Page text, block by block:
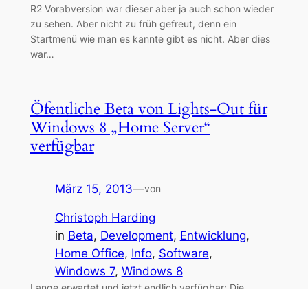
R2 Vorabversion war dieser aber ja auch schon wieder
zu sehen. Aber nicht zu früh gefreut, denn ein
Startmenü wie man es kannte gibt es nicht. Aber dies
war…
Öfentliche Beta von Lights-Out für
Windows 8 „Home Server“
verfügbar
März 15, 2013—von
Christoph Harding
in Beta, Development, Entwicklung
Home Office, Info, Software
Windows 7, Windows 8